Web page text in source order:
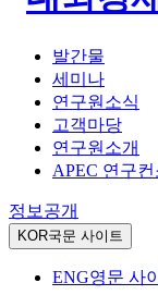
발간물
세미나
연구원소식
고객마당
연구원소개
APEC 연구
정보공개
KOR국문 사이트
ENG영문 사